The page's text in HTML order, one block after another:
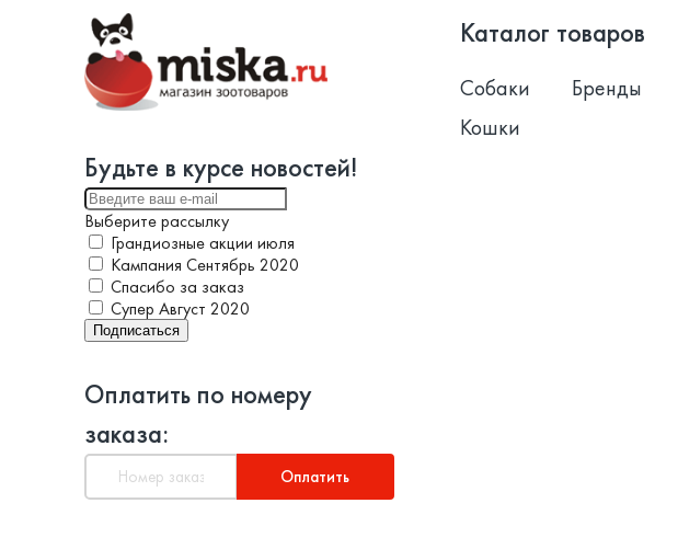
Будьте в курсе новостей!
Выберите рассылку
Грандиозные акции июля
Кампания Сентябрь 2020
Спасибо за заказ
Супер Август 2020
Подписаться
Оплатить по номеру
заказа:
Оплатить
Каталог товаров
Собаки
Кошки
Бренды